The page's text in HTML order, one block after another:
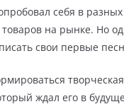
себя в
на рынке. Но
свои первые
ждал его в